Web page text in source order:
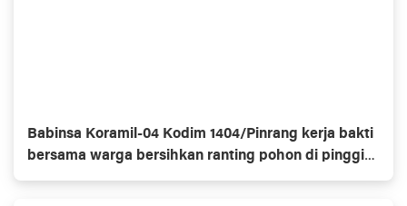
Babinsa Koramil-04 Kodim 1404/Pinrang kerja bakti
bersama warga bersihkan ranting pohon di pinggir
jalan